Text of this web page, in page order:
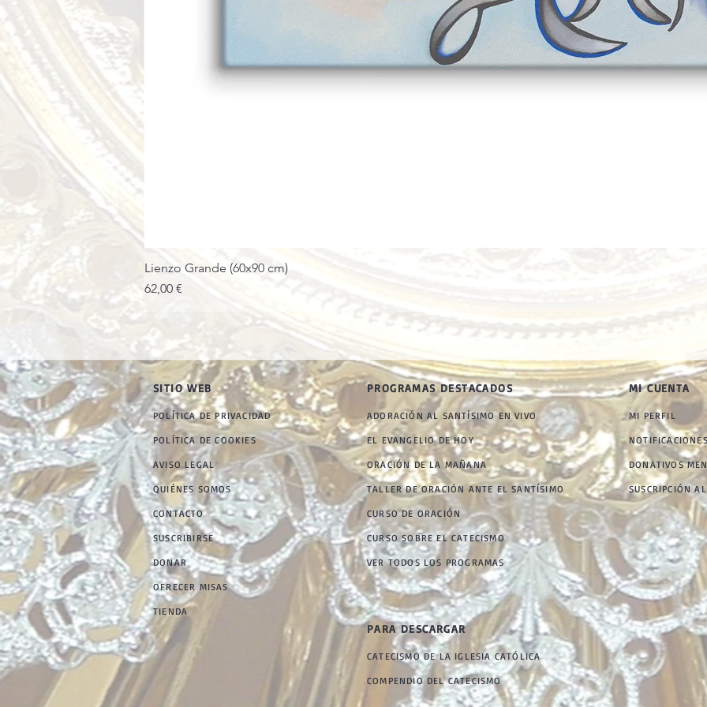
Lienzo Grande (60x90 cm)
Precio
62,00 €
SITIO WEB
POLÍTICA DE PRIVACIDAD
POLÍTICA DE COOKIES
AVISO LEGAL
QUIÉNES SOMOS
CONTACTO
SUSCRIBIRSE
DONAR
PROGRAMAS DESTACADOS
ADORACIÓN AL SANTÍSIMO EN VIVO
EL EVANGELIO DE HOY
ORACIÓN DE LA MAÑANA
TALLER DE ORACIÓN ANTE EL SANTÍSIMO
MI CUENTA
MI PERFIL
NOTIFICACIONES
DONATIVOS
SUSCRIPCIÓN
CURSO DE ORACIÓN
CURSO SOBRE EL CATECISMO
VER TODOS LOS PROGRAMAS
OFRECER MISAS
TIENDA
PARA DESCARGAR
CATECISMO DE LA IGLESIA CATÓLICA
COMPENDIO DEL CATECISMO